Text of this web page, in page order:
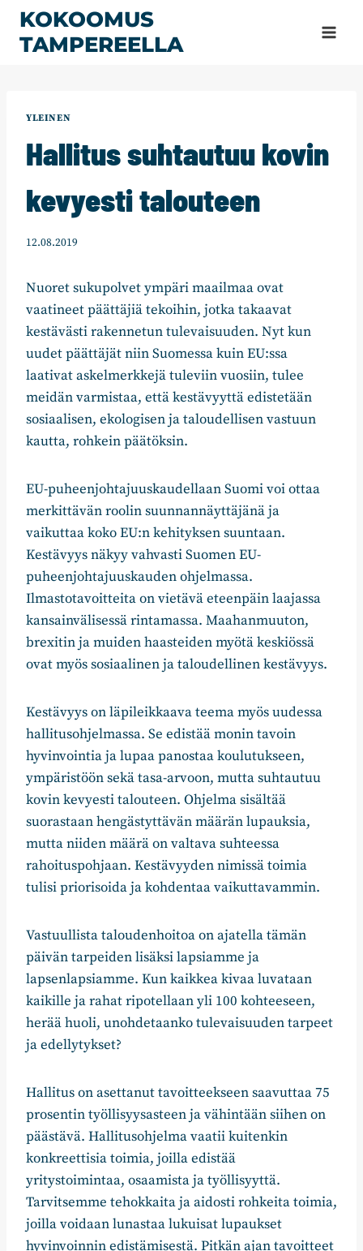
Siirry
sisältöön
KOKOOMUS
TAMPEREELLA
YLEINEN
Hallitus suhtautuu kovin
kevyesti talouteen
12.08.2019
Nuoret sukupolvet ympäri maailmaa ovat
vaatineet päättäjiä tekoihin, jotka takaavat
kestävästi rakennetun tulevaisuuden. Nyt kun
uudet päättäjät niin Suomessa kuin EU:ssa
laativat askelmerkkejä tuleviin vuosiin, tulee
meidän varmistaa, että kestävyyttä edistetään
sosiaalisen, ekologisen ja taloudellisen vastuun
kautta, rohkein päätöksin.
EU-puheenjohtajuuskaudellaan Suomi voi ottaa
merkittävän roolin suunnannäyttäjänä ja
vaikuttaa koko EU:n kehityksen suuntaan.
Kestävyys näkyy vahvasti Suomen EU-
puheenjohtajuuskauden ohjelmassa.
Ilmastotavoitteita on vietävä eteenpäin laajassa
kansainvälisessä rintamassa. Maahanmuuton,
brexitin ja muiden haasteiden myötä keskiössä
ovat myös sosiaalinen ja taloudellinen kestävyys.
Kestävyys on läpileikkaava teema myös uudessa
hallitusohjelmassa. Se edistää monin tavoin
hyvinvointia ja lupaa panostaa koulutukseen,
ympäristöön sekä tasa-arvoon, mutta suhtautuu
kovin kevyesti talouteen. Ohjelma sisältää
suorastaan hengästyttävän määrän lupauksia,
mutta niiden määrä on valtava suhteessa
rahoituspohjaan. Kestävyyden nimissä toimia
tulisi priorisoida ja kohdentaa vaikuttavammin.
Vastuullista taloudenhoitoa on ajatella tämän
päivän tarpeiden lisäksi lapsiamme ja
lapsenlapsiamme. Kun kaikkea kivaa luvataan
kaikille ja rahat ripotellaan yli 100 kohteeseen,
herää huoli, unohdetaanko tulevaisuuden tarpeet
ja edellytykset?
Hallitus on asettanut tavoitteekseen saavuttaa 75
prosentin työllisyysasteen ja vähintään siihen on
päästävä. Hallitusohjelma vaatii kuitenkin
konkreettisia toimia, joilla edistää
yritystoimintaa, osaamista ja työllisyyttä.
Tarvitsemme tehokkaita ja aidosti rohkeita toimia,
joilla voidaan lunastaa lukuisat lupaukset
hyvinvoinnin edistämisestä. Pitkän ajan tavoitteet